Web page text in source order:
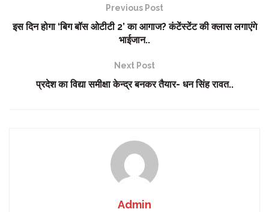
Previous Post
इस दिन होगा ‘बिग बॉस ओटीटी 2’ का आगाज? कंटेंस्टेंट की क्लास लगाएंगे
भाईजान..
Next Post
प्रदेश का विद्या समीक्षा केन्द्र बनकर तैयार- धन सिंह रावत..
Admin